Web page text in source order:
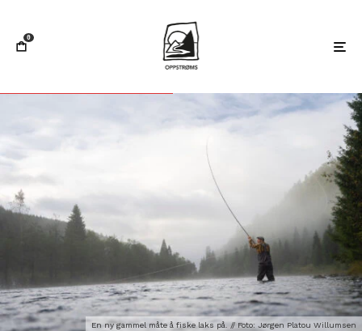
0
En ny gammel måte å fiske laks på. // Foto: Jørgen Platou Willumsen